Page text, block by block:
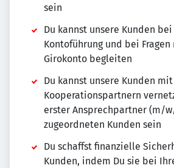
sein
Du kannst unsere Kunden
Kontoführung und bei
Girokonto begleiten
Du kannst unsere Kunden
Kooperationspartnern
erster Ansprechpartner (m/
zugeordneten Kunden sein
Du schaffst finanzielle
Kunden, indem Du sie bei